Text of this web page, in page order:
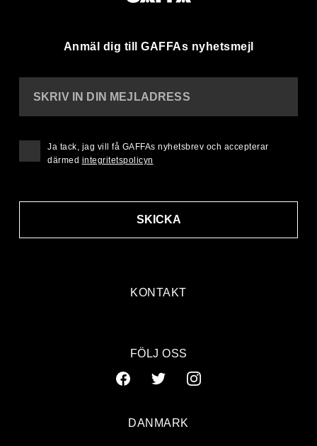
Anmäl dig till GAFFAs nyhetsmejl
KONTAKT
SKRIV IN DIN MEJLADRESS
SKICKA
Ja tack, jag vill få GAFFAs nyhetsbrev och accepterar
därmed integritetspolicyn
FÖLJ OSS
DANMARK